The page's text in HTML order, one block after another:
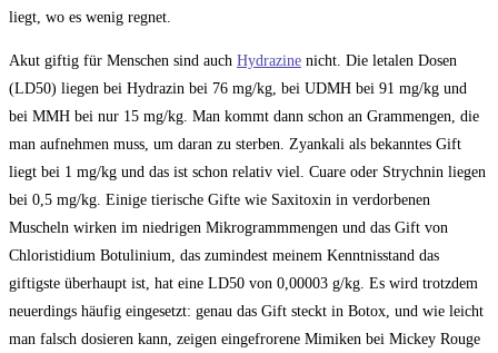
liegt, wo es wenig regnet.
Akut giftig für Menschen sind auch Hydrazine nicht. Die letalen Dosen
(LD50) liegen bei Hydrazin bei 76 mg/kg, bei UDMH bei 91 mg/kg und
bei MMH bei nur 15 mg/kg. Man kommt dann schon an Grammengen, die
man aufnehmen muss, um daran zu sterben. Zyankali als bekanntes Gift
liegt bei 1 mg/kg und das ist schon relativ viel. Cuare oder Strychnin liegen
bei 0,5 mg/kg. Einige tierische Gifte wie Saxitoxin in verdorbenen
Muscheln wirken im niedrigen Mikrogrammmengen und das Gift von
Chloristidium Botulinium, das zumindest meinem Kenntnisstand das
giftigste überhaupt ist, hat eine LD50 von 0,00003 g/kg. Es wird trotzdem
neuerdings häufig eingesetzt: genau das Gift steckt in Botox, und wie leicht
man falsch dosieren kann, zeigen eingefrorene Mimiken bei Mickey Rouge